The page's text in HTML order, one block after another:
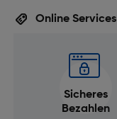
Online Services
Sicheres
Bezahlen